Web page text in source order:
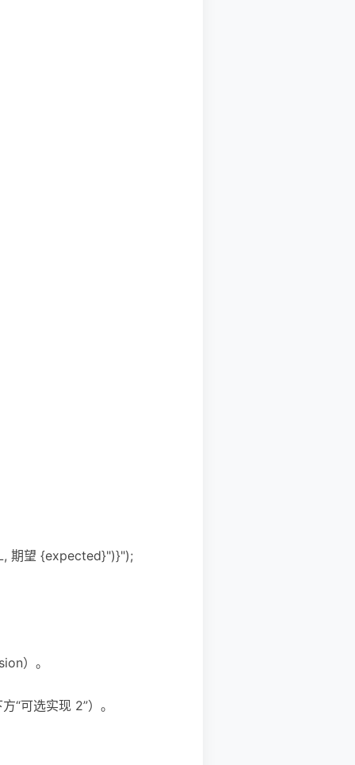
期望 {expected}")}");
）。
“可选实现 2”）。